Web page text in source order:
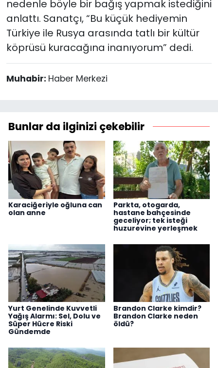
nedenle böyle bir bağış yapmak istediğini
anlattı. Sanatçı, “Bu küçük hediyemin
Türkiye ile Rusya arasında tatlı bir kültür
köprüsü kuracağına inanıyorum” dedi.
Muhabir: Haber Merkezi
Bunlar da ilginizi çekebilir
Karaciğeriyle oğluna can
olan anne
Parkta, otogarda,
hastane bahçesinde
geceliyor; tek isteği
huzurevine yerleşmek
Yurt Genelinde Kuvvetli
Yağış Alarmı: Sel, Dolu ve
Süper Hücre Riski
Gündemde
Brandon Clarke kimdir?
Brandon Clarke neden
öldü?